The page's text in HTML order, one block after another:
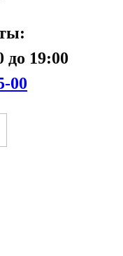
до 19:00
00